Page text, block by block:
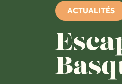
ACTUALITÉS